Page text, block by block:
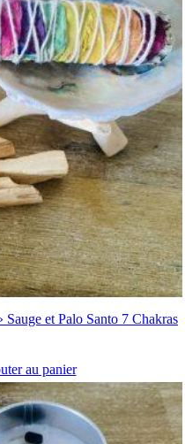
et Palo Santo 7 Chakras
au panier